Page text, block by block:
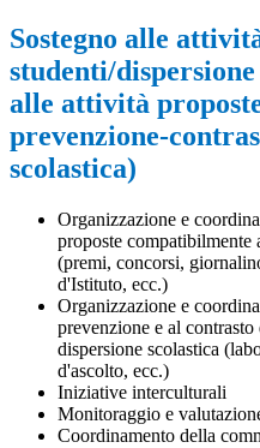
Sostegno alle
studenti/dispersione
alle attività
prevenzione-
scolastica)
Organizzazione e
proposte compatibilmente
(premi, concorsi,
d'Istituto, ecc.)
Organizzazione e
prevenzione e al contrasto
dispersione scolastica
d'ascolto, ecc.)
Iniziative interculturali
Monitoraggio e
Coordinamento della